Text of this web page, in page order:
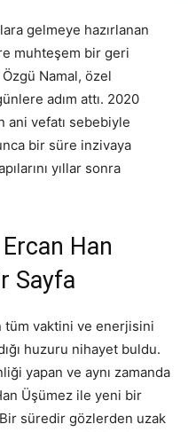
gelmeye hazırlanan
muhteşem bir geri
Namal, özel
adım attı. 2020
ani vefatı sebebiyle
bir süre inzivaya
yıllar sonra
Han
Sayfa
tüm vaktini ve enerjisini
huzuru nihayet buldu.
yapan ve aynı zamanda
Üşümez ile yeni bir
Bir süredir gözlerden uzak